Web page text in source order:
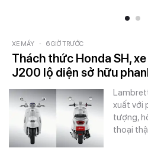
XE MÁY - 6 GIỜ TRƯỚC
Thách thức Honda SH,
J200 lộ diện sở hữu
xuất với
tượng,
thoại